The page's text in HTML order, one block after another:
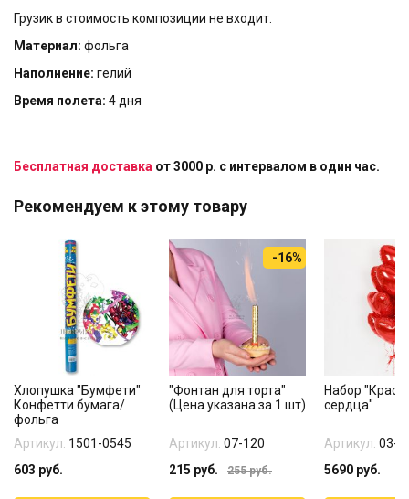
Грузик в стоимость композиции не входит.
Материал: фольга
Наполнение: гелий
Время полета: 4 дня
Бесплатная доставка от 3000 р. с интервалом в один час.
Рекомендуем к этому товару
Хлопушка "Бумфети"
Конфетти бумага/
фольга
Артикул: 1501-0545
603 руб.
-16%
"Фонтан для торта"
(Цена указана за 1 шт)
Артикул: 07-120
215 руб. 255руб.
Набор
сердца"
Артикул: 03-
5690 руб.